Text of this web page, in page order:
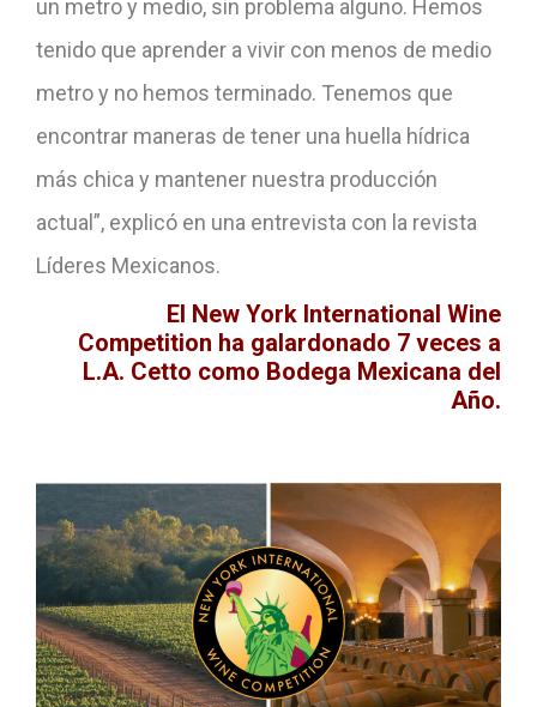
un metro y medio, sin problema alguno. Hemos
tenido que aprender a vivir con menos de medio
metro y no hemos terminado. Tenemos que
encontrar maneras de tener una huella hídrica
más chica y mantener nuestra producción
actual”, explicó en una entrevista con la revista
Líderes Mexicanos.
El New York International Wine
Competition ha galardonado 7 veces a
L.A. Cetto como Bodega Mexicana del
Año.